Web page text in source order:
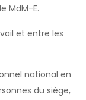
MdM-E.
et entre les
national en
du siège,